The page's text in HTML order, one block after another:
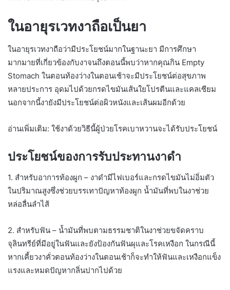
ในอายุรเวทงาถือเป็นยา
ในอายุรเวทงาถือว่ามีประโยชน์มากในฐานะยา มีการศึกษา
มากมายที่เกี่ยวข้องกับงาจนถึงตอนนี้พบว่าหากคุณกิน Empty
Stomach ในตอนท้องว่างในตอนเช้าจะมีประโยชน์ต่อสุขภาพ
หลายประการ อุดมไปด้วยกรดไขมันเส้นใยโปรตีนและแคลเซียม
นอกจากนี้งายังมีประโยชน์ต่อผิวหนังและเส้นผมอีกด้วย
อ่านเพิ่มเติม: ใช้งาด้วยวิธีนี้ผู้ป่วยโรคเบาหวานจะได้รับประโยชน์
ประโยชน์ของการรับประทานงาดำ
1. สำหรับอาการท้องผูก – งาดำมีไฟเบอร์และกรดไขมันไม่อิ่มตัว
ในปริมาณสูงซึ่งช่วยบรรเทาปัญหาท้องผูก น้ำมันที่พบในงาช่วย
หล่อลื่นลำไส้
2. สำหรับฟัน – น้ำมันที่พบตามธรรมชาติในงาช่วยขจัดคราบ
จุลินทรีย์ที่มีอยู่ในฟันและยังป้องกันฟันผุและโรคเหงือก ในกรณีนี้
หากเคี้ยวงาคั่วตอนท้องว่างในตอนเช้าก็จะทำให้ฟันและเหงือกแข็ง
แรงและหมดปัญหากลิ่นปากไปด้วย